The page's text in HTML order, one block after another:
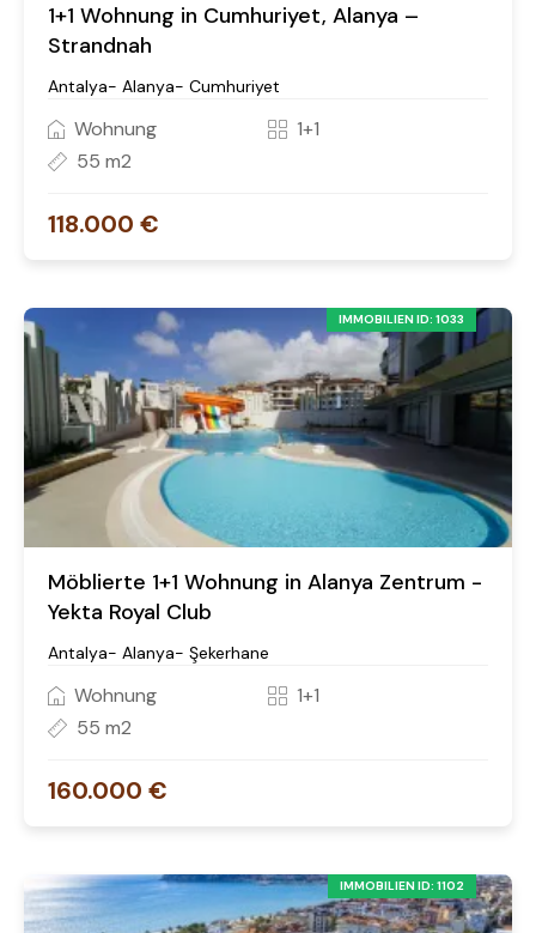
1+1 Wohnung in Cumhuriyet, Alanya –
Strandnah
Antalya- Alanya- Cumhuriyet
Wohnung
1+1
55 m2
118.000 €
IMMOBILIEN ID: 1033
Möblierte 1+1 Wohnung in Alanya Zentrum -
Yekta Royal Club
Antalya- Alanya- Şekerhane
Wohnung
1+1
55 m2
160.000 €
IMMOBILIEN ID: 1102